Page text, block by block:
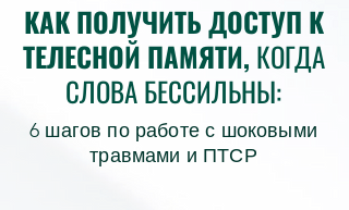
КАК ПОЛУЧИТЬ ДОСТУП К
ТЕЛЕСНОЙ ПАМЯТИ, КОГДА
СЛОВА БЕССИЛЬНЫ:
6 шагов по работе с шоковыми
травмами и ПТСР